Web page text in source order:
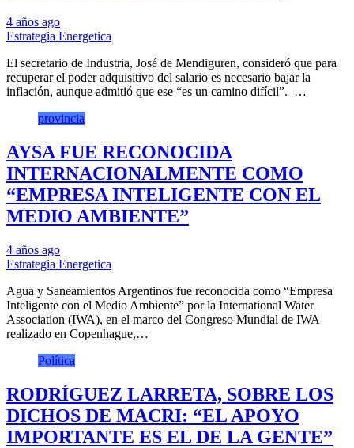
4 años ago
Estrategia Energetica
El secretario de Industria, José de Mendiguren, consideró que para
recuperar el poder adquisitivo del salario es necesario bajar la
inflación, aunque admitió que ese “es un camino difícil”. …
provincia
AYSA FUE RECONOCIDA
INTERNACIONALMENTE COMO
“EMPRESA INTELIGENTE CON EL
MEDIO AMBIENTE”
4 años ago
Estrategia Energetica
Agua y Saneamientos Argentinos fue reconocida como “Empresa
Inteligente con el Medio Ambiente” por la International Water
Association (IWA), en el marco del Congreso Mundial de IWA
realizado en Copenhague,…
Política
RODRÍGUEZ LARRETA, SOBRE LOS
DICHOS DE MACRI: “EL APOYO
IMPORTANTE ES EL DE LA GENTE”